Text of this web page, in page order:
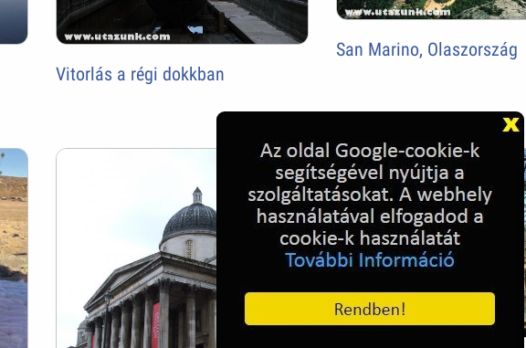
Vitorlás a régi dokkban
San Marino, Olaszország